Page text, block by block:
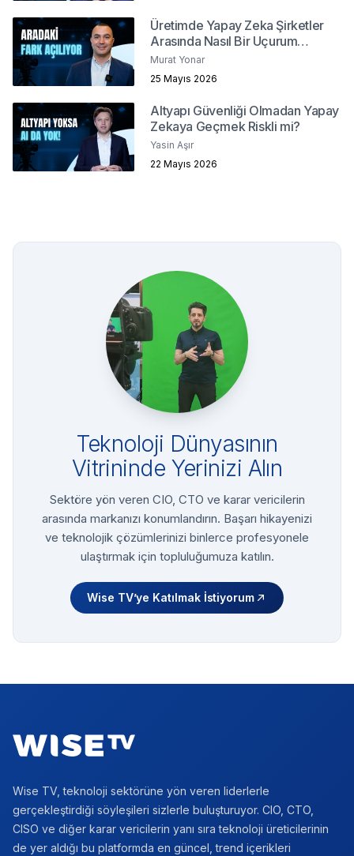
Üretimde Yapay Zeka Şirketler
Arasında Nasıl Bir Uçurum
Yaratacak?
Murat Yonar
25 Mayıs 2026
Altyapı Güvenliği Olmadan Yapay
Zekaya Geçmek Riskli mi?
Yasin Aşır
22 Mayıs 2026
Teknoloji Dünyasının
Vitrininde Yerinizi Alın
Sektöre yön veren CIO, CTO ve karar vericilerin
arasında markanızı konumlandırın. Başarı hikayenizi
ve teknolojik çözümlerinizi binlerce profesyonele
ulaştırmak için topluluğumuza katılın.
Wise TV’ye Katılmak İstiyorum
Wise TV, teknoloji sektörüne yön veren liderlerle
gerçekleştirdiği söyleşileri sizlerle buluşturuyor. CIO, CTO,
CISO ve diğer karar vericilerin yanı sıra teknoloji üreticilerinin
de yer aldığı bu platformda en güncel, trend içerikleri